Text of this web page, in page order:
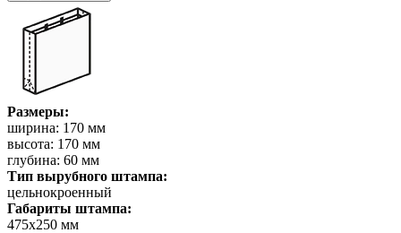
Размеры:
ширина: 170 мм
высота: 170 мм
глубина: 60 мм
Тип вырубного штампа:
цельнокроенный
Габариты штампа:
475х250 мм